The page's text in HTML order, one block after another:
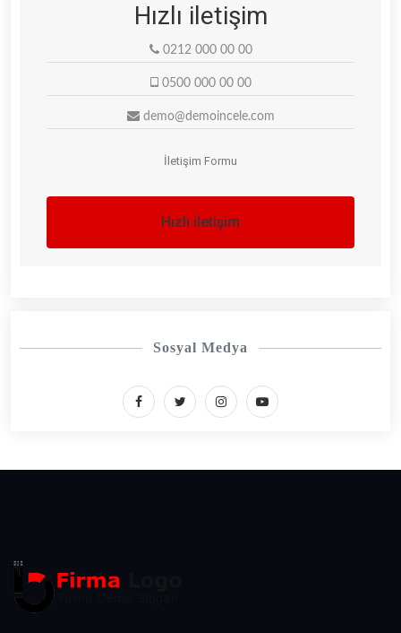
Hızlı iletişim
0212 000 00 00
0500 000 00 00
demo@demoincele.com
İletişim Formu
Hızlı iletişim
Sosyal Medya